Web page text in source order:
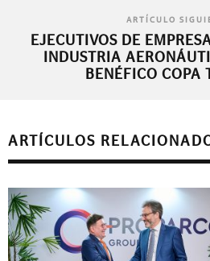
ARTÍCULO
EJECUTIVOS DE
INDUSTRIA
BENÉFICO COPA
ARTÍCULOS